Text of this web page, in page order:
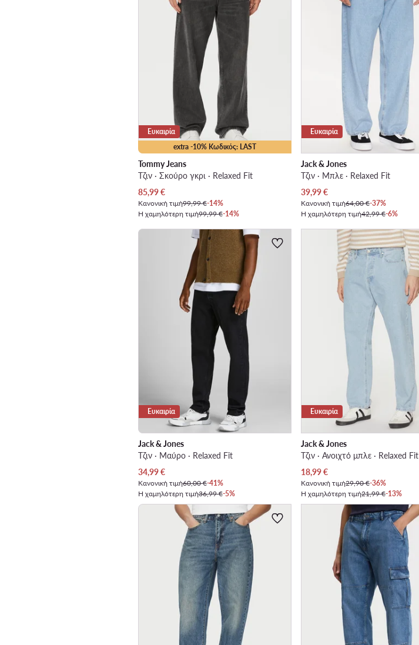
extra -10% Κωδικός: LAST
Ευκαιρία
Tommy Jeans
Τζιν · Σκούρο γκρι · Relaxed Fit
Τρέχουσα τιμή
85,99€
Κανονική τιμή99,99 €-14%
Η χαμηλότερη τιμή99,99 €-14%
Ευκαιρία
Jack & Jones
Τζιν · Μπλε · Relaxed Fit
Τρέχουσα τιμή
39,99€
Κανονική τιμή64,00 €-37%
Η χαμηλότερη τιμή42,99 €-6%
Ευκαιρία
Jack & Jones
Τζιν · Μαύρο · Relaxed Fit
Τρέχουσα τιμή
34,99€
Κανονική τιμή60,00 €-41%
Η χαμηλότερη τιμή36,99 €-5%
Ευκαιρία
Jack & Jones
Τζιν · Ανοιχτό μπλε · Relaxed Fit
Τρέχουσα τιμή
18,99€
Κανονική τιμή29,90 €-36%
Η χαμηλότερη τιμή21,99 €-13%